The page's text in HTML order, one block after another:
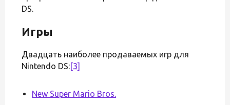
DS.
Игры
Двадцать наиболее продаваемых игр для
Nintendo DS:[3]
New Super Mario Bros.